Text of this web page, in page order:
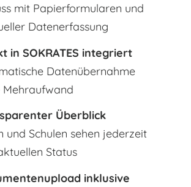
mit Papierformularen und
Datenerfassung
in SOKRATES integriert
Datenübernahme
Mehraufwand
Überblick
und Schulen sehen jederzeit
Status
inklusive